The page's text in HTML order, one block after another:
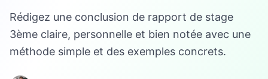
Rédigez une conclusion de rapport de stage
3ème claire, personnelle et bien notée avec une
méthode simple et des exemples concrets.